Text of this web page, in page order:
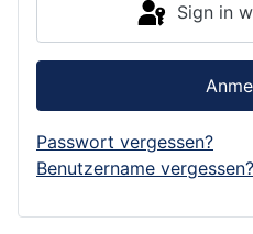
Sign in
Passwort vergessen?
Benutzername vergessen?